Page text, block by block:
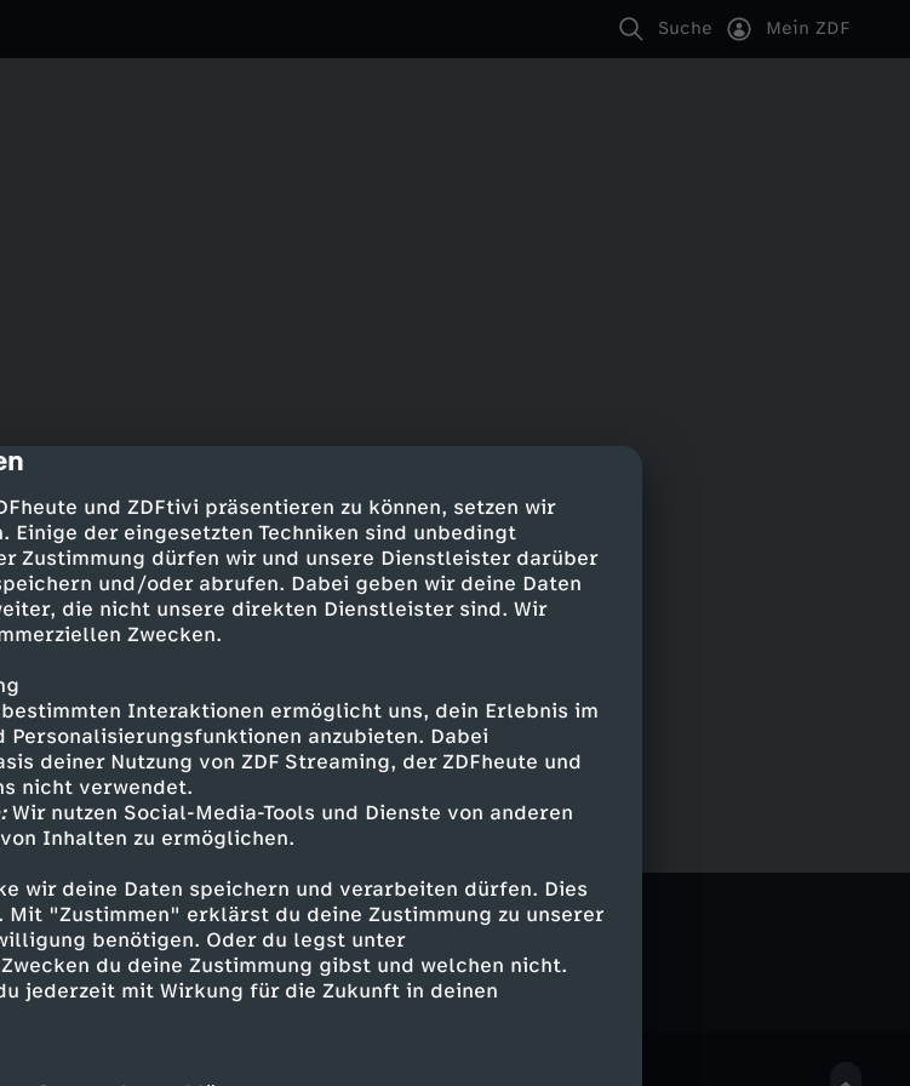
und ZDFtivi präsentieren zu können, setzen wir
Einige der eingesetzten Techniken sind unbedingt
Zustimmung dürfen wir und unsere Dienstleister darüber
und/oder abrufen. Dabei geben wir deine Daten
die nicht unsere direkten Dienstleister sind. Wir
Zwecken.
Interaktionen ermöglicht uns, dein Erlebnis im
Personalisierungsfunktionen anzubieten. Dabei
deiner Nutzung von ZDF Streaming, der ZDFheute und
nicht verwendet.
Wir nutzen Social-Media-Tools und Dienste von anderen
Inhalten zu ermöglichen.
wir deine Daten speichern und verarbeiten dürfen. Dies
"Zustimmen" erklärst du deine Zustimmung zu unserer
benötigen. Oder du legst unter
du deine Zustimmung gibst und welchen nicht.
jederzeit mit Wirkung für die Zukunft in deinen
Suche Mein ZDF
Download-Link
twitter.co
B.A.